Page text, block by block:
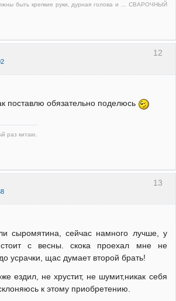
быть крепкие руки, дурная голова и ... СВАРОЧНЫЙ
12
поставлю обязательно поделюсь
раз китаю.
13
сыромятина, сейчас намного лучше, у
с весны. скока проехал мне не
усрачки, щас думает второй брать!
ездил, не хрустит, не шумит,никак себя
к этому приобретению.